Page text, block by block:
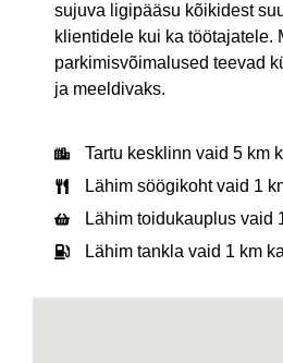
sujuva ligipääsu kõikidest
klientidele kui ka töötajatele.
parkimisvõimalused teevad
ja meeldivaks.
Tartu kesklinn vaid 5 km
Lähim söögikoht vaid 1
Lähim toidukauplus vaid
Lähim tankla vaid 1 km